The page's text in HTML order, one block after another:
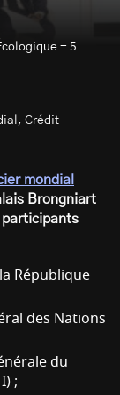
- 5
Crédit
mondial
Brongniart
participants
République
des Nations
du
;